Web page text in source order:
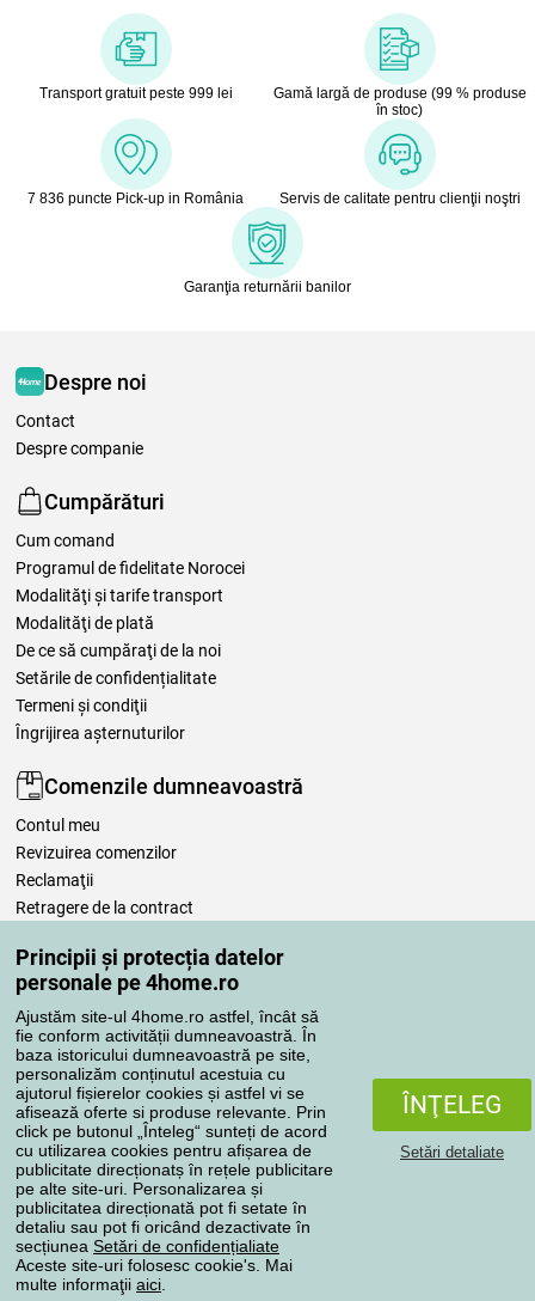
Principii și protecția datelor
personale pe 4home.ro
Ajustăm site-ul 4home.ro astfel, încât să
fie conform activității dumneavoastră. În
baza istoricului dumneavoastră pe site,
personalizăm conținutul acestuia cu
ajutorul fișierelor cookies și astfel vi se
afisează oferte si produse relevante. Prin
click pe butonul „Înteleg“ sunteți de acord
cu utilizarea cookies pentru afișarea de
publicitate direcționatș în rețele publicitare
pe alte site-uri. Personalizarea și
publicitatea direcționată pot fi setate în
detaliu sau pot fi oricând dezactivate în
secțiunea Setări de confidențialiate
Aceste site-uri folosesc cookie's. Mai
multe informaţii aici
ÎNŢELEG
Setări detaliate
Transport gratuit peste 999 lei
Gamă largă de produse (99 % produse
în stoc)
7 836 puncte Pick-up in România Servis de calitate pentru clienţii noştri
Garanţia returnării banilor
Despre noi
Contact
Despre companie
Cumpărături
Cum comand
Programul de fidelitate Norocei
Modalităţi şi tarife transport
Modalităţi de plată
De ce să cumpăraţi de la noi
Setările de confidențialitate
Termeni şi condiţii
Îngrijirea așternuturilor
Comenzile dumneavoastră
Contul meu
Revizuirea comenzilor
Reclamaţii
Retragere de la contract
Metode de transport
Metode de plată
Magazin de încredere